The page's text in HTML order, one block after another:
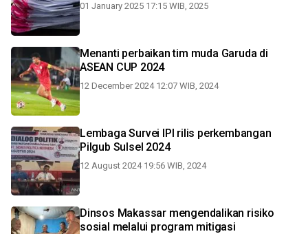
01 January 2025 17:15 WIB, 2025
Menanti perbaikan tim muda Garuda di
ASEAN CUP 2024
12 December 2024 12:07 WIB, 2024
Lembaga Survei IPI rilis perkembangan
Pilgub Sulsel 2024
12 August 2024 19:56 WIB, 2024
Dinsos Makassar mengendalikan risiko
sosial melalui program mitigasi